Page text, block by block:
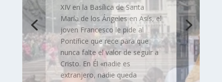
En un ambiente de fiesta,
oración y fraternidad, más de
2,000 jóvenes procedentes de
toda Europa acogieron este
jueves 6 de agosto al Papa
León XIV en Asís, durante la
jornada conclusiva del «GO!